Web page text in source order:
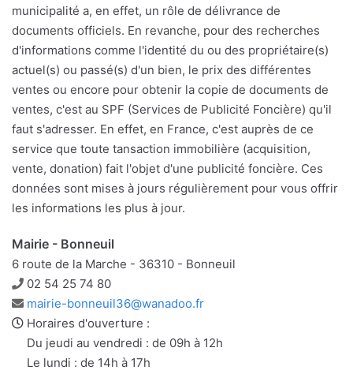
municipalité a, en effet, un rôle de délivrance de
documents officiels. En revanche, pour des recherches
d'informations comme l'identité du ou des propriétaire(s)
actuel(s) ou passé(s) d'un bien, le prix des différentes
ventes ou encore pour obtenir la copie de documents de
ventes, c'est au SPF (Services de Publicité Foncière) qu'il
faut s'adresser. En effet, en France, c'est auprès de ce
service que toute tansaction immobilière (acquisition,
vente, donation) fait l'objet d'une publicité foncière. Ces
données sont mises à jours régulièrement pour vous offrir
les informations les plus à jour.
Mairie - Bonneuil
6 route de la Marche - 36310 - Bonneuil
Téléphone
02 54 25 74 80
Adresse
e-
mail
mairie-bonneuil36@wanadoo.fr
Horaires d'ouverture :
Du jeudi au vendredi : de 09h à 12h
Le lundi : de 14h à 17h